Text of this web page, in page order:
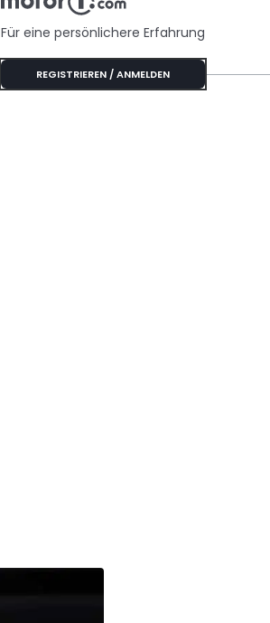
Specials
Für eine persönlichere Erfahrung
REGISTRIEREN / ANMELDEN